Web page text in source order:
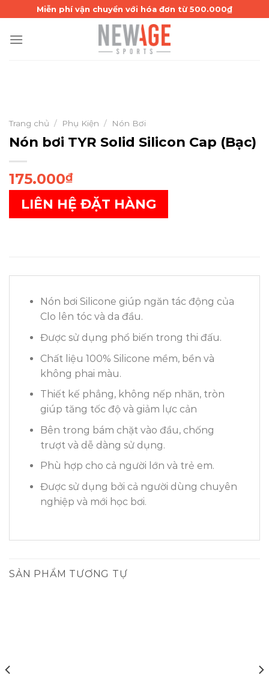
to
content
Miễn phí vận chuyển với hóa đơn từ 500.000₫
Trang chủ / Phụ Kiện / Nón Bơi
Nón bơi TYR Solid Silicon Cap (Bạc)
175.000₫
LIÊN HỆ ĐẶT HÀNG
Nón bơi Silicone giúp ngăn tác động của
Clo lên tóc và da đầu.
Được sử dụng phổ biến trong thi đấu.
Chất liệu 100% Silicone mềm, bền và
không phai màu.
Thiết kế phẳng, không nếp nhăn, tròn
giúp tăng tốc độ và giảm lực cản
Bên trong bám chặt vào đầu, chống
trượt và dễ dàng sử dụng.
Phù hợp cho cả người lớn và trẻ em.
Được sử dụng bởi cả người dùng chuyên
nghiệp và mới học bơi.
SẢN PHẨM TƯƠNG TỰ